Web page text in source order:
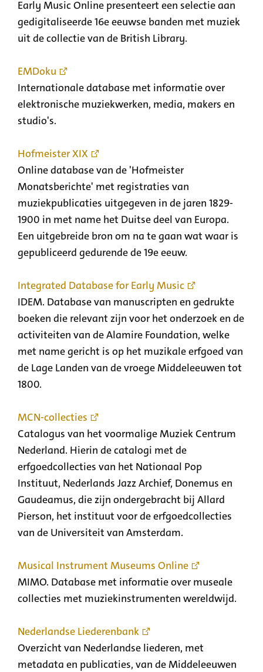
Early Music Online presenteert een selectie aan
gedigitaliseerde 16e eeuwse banden met muziek
uit de collectie van de British Library.
EMDoku
Internationale database met informatie over
elektronische muziekwerken, media, makers en
studio's.
Hofmeister XIX
Online database van de 'Hofmeister
Monatsberichte' met registraties van
muziekpublicaties uitgegeven in de jaren 1829-
1900 in met name het Duitse deel van Europa.
Een uitgebreide bron om na te gaan wat waar is
gepubliceerd gedurende de 19e eeuw.
Integrated Database for Early Music
IDEM. Database van manuscripten en gedrukte
boeken die relevant zijn voor het onderzoek en de
activiteiten van de Alamire Foundation, welke
met name gericht is op het muzikale erfgoed van
de Lage Landen van de vroege Middeleeuwen tot
1800.
MCN-collecties
Catalogus van het voormalige Muziek Centrum
Nederland. Hierin de catalogi met de
erfgoedcollecties van het Nationaal Pop
Instituut, Nederlands Jazz Archief, Donemus en
Gaudeamus, die zijn ondergebracht bij Allard
Pierson, het instituut voor de erfgoedcollecties
van de Universiteit van Amsterdam.
Musical Instrument Museums Online
MIMO. Database met informatie over museale
collecties met muziekinstrumenten wereldwijd.
Nederlandse Liederenbank
Overzicht van Nederlandse liederen, met
metadata en publicaties, van de Middeleeuwen